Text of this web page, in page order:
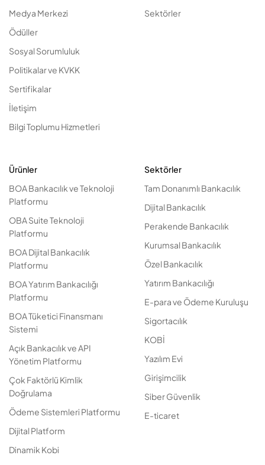
Medya Merkezi
Ödüller
Sosyal Sorumluluk
Politikalar ve KVKK
Sertifikalar
İletişim
Bilgi Toplumu Hizmetleri
Sektörler
Ürünler
BOA Bankacılık ve Teknoloji
Platformu
OBA Suite Teknoloji
Platformu
BOA Dijital Bankacılık
Platformu
BOA Yatırım Bankacılığı
Platformu
BOA Tüketici Finansmanı
Sistemi
Açık Bankacılık ve API
Yönetim Platformu
Çok Faktörlü Kimlik
Doğrulama
Ödeme Sistemleri Platformu
Dijital Platform
Dinamik Kobi
Sektörler
Tam Donanımlı Bankacılık
Dijital Bankacılık
Perakende Bankacılık
Kurumsal Bankacılık
Özel Bankacılık
Yatırım Bankacılığı
E-para ve Ödeme Kuruluşu
Sigortacılık
KOBİ
Yazılım Evi
Girişimcilik
Siber Güvenlik
E-ticaret